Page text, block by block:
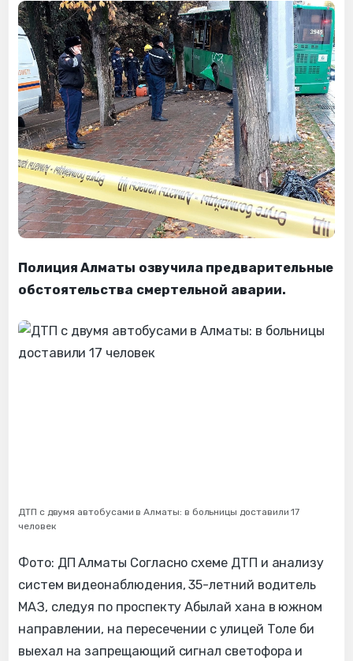
Полиция Алматы озвучила предварительные
обстоятельства смертельной аварии.
ДТП с двумя автобусами в Алматы: в больницы доставили 17
человек
Фото: ДП Алматы Согласно схеме ДТП и анализу
систем видеонаблюдения, 35-летний водитель
МАЗ, следуя по проспекту Абылай хана в южном
направлении, на пересечении с улицей Толе би
выехал на запрещающий сигнал светофора и